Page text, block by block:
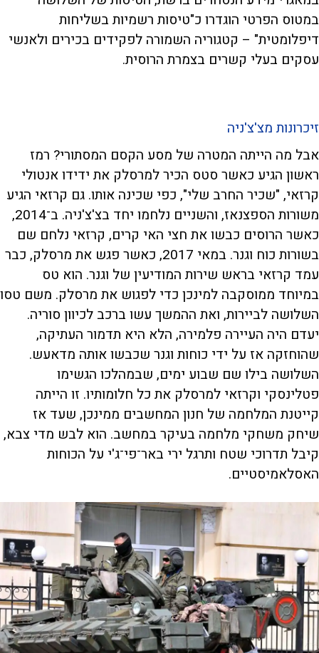
במטוס הפרטי הוגדרו כ"טיסות רשמיות בשליחות
דיפלומטית" – קטגוריה השמורה לפקידים בכירים ולאנשי
עסקים בעלי קשרים בצמרת הרוסית.
זיכרונות מצ'צ'ניה
אבל מה הייתה המטרה של מסע הקסם המסתורי? רמז
ראשון הגיע כאשר סטס הכיר למרסלק את ידידו אנטולי
קרזאי, "שכיר החרב שלי", כפי שכינה אותו. גם קרזאי הגיע
משורות הספצנאז, והשניים נלחמו יחד בצ'צ'ניה. ב־2014,
כאשר הרוסים כבשו את חצי האי קרים, קרזאי נלחם שם
בשורות כוח וגנר. במאי 2017, כאשר פגש את מרסלק, כבר
עמד קרזאי בראש שירות המודיעין של וגנר. הוא טס
במיוחד ממוסקבה למינכן כדי לפגוש את מרסלק. משם טסו
השלושה לביירות, ואת ההמשך עשו ברכב לכיוון סוריה.
יעדם היה העיירה פלמירה, הלא היא תדמור העתיקה,
שהוחזקה אז על ידי כוחות וגנר שכבשו אותה מדאעש.
השלושה בילו שם שבוע ימים, שבמהלכו הגשימו
פטלינסקי וקרזאי למרסלק את כל חלומותיו. זו הייתה
קייטנת המלחמה של חנון המחשבים ממינכן, שעד אז
שיחק משחקי מלחמה בעיקר במחשב. הוא לבש מדי צבא,
קיבל תדרוכי שטח ותרגל ירי באר־פי־ג'י על הכוחות
האסלאמיסטיים.